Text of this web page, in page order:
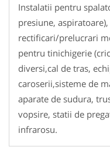
Instalatii pentru
presiune,
rectificari/prelucrari
pentru tinichigerie
diversi,cal de tras,
caroserii,sisteme de
aparate de sudura,
vopsire, statii de
infrarosu.